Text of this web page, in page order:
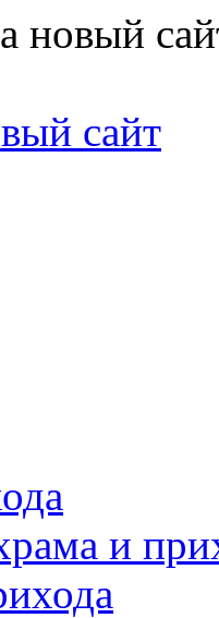
новый
сайт
и